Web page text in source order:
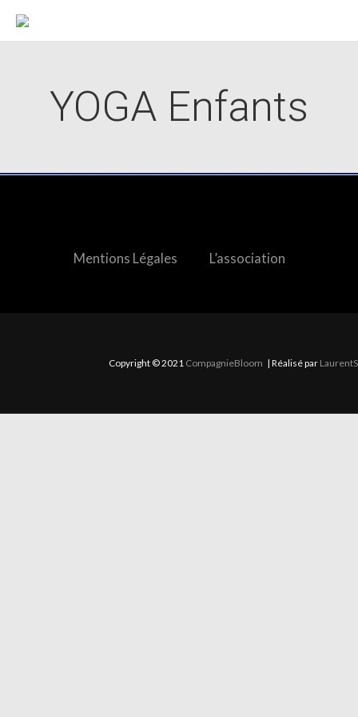
YOGA Enfants
Mentions Légales L’association
Copyright © 2021 CompagnieBloom | Réalisé par LaurentS